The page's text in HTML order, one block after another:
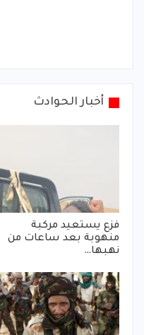
أخبار الحوادث
فزع يستعيد مركبة
منهوبة بعد ساعات من
نهبها…